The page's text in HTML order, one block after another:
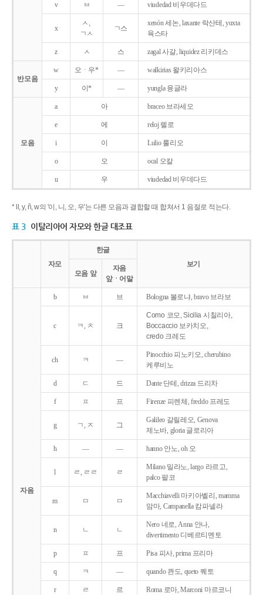
v ㅂ ― viudedad 비우데다드
x
ㅅ,
ㄱㅅ
ㄱ스
xenón 세논, laxante 락산테, yuxta
육스타
z ㅅ 스 zagal 사갈, liquidez 리키데스
반모음
w 오ㆍ우* ― walkirias 왈키리아스
y 이* ― yungla 융글라
모음
a 아 braceo 브라세오
e 에 reloj 렐로
i 이 Lulio 룰리오
o 오 ocal 오칼
u 우 viudedad 비우데다드
* ll, y, ñ, w의 '이, 니, 오, 우'는 다른 모음과 결합할 때 합쳐서 1 음절로 적는다.
표 3 이탈리아어 자모와 한글 대조표
자모
한글
보기
모음 앞
자음
앞ㆍ어말
자음
b ㅂ 브 Bologna 볼로냐, bravo 브라보
c ㅋ, ㅊ 크
Como 코모, Sicilia 시칠리아,
Boccaccio 보카치오,
credo 크레도
ch ㅋ ―
Pinocchio 피노키오, cherubino
케루비노
d ㄷ 드 Dante 단테, drizza 드리차
f ㅍ 프 Firenze 피렌체, freddo 프레도
g ㄱ, ㅈ 그
Galileo 갈릴레오, Genova
제노바, gloria 글로리아
h ― ― hanno 안노, oh 오
l ㄹ, ㄹㄹ ㄹ
Milano 밀라노, largo 라르고,
palco 팔코
m ㅁ ㅁ
Macchiavelli 마키아벨리, mamma
맘마, Campanella 캄파넬라
n ㄴ ㄴ
Nero 네로, Anna 안나,
divertimento 디베르티멘토
p ㅍ 프 Pisa 피사, prima 프리마
q ㅋ ― quando 콴도, queto 퀘토
r ㄹ 르 Roma 로마, Marconi 마르코니